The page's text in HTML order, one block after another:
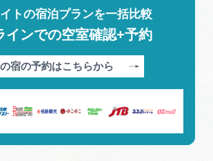
トの宿泊プランを一括比較
インでの空室確認+予約
宿の予約はこちらから